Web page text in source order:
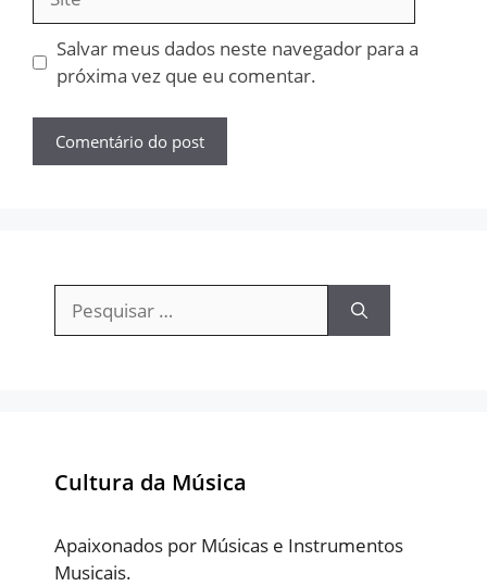
Salvar meus dados neste navegador para a
próxima vez que eu comentar.
por:
Cultura da Música
Apaixonados por Músicas e Instrumentos
Musicais.